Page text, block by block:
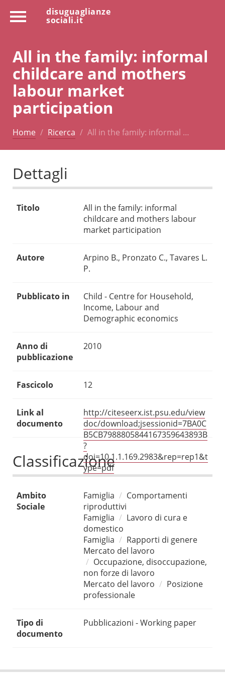
disuguaglianze
sociali.it
All in the family: informal
childcare and mothers
labour market
participation
Home Ricerca All in the family: informal …
Dettagli
Titolo
All in the family: informal
childcare and mothers labour
market participation
Autore
Arpino B., Pronzato C., Tavares L.
P.
Pubblicato in
Child - Centre for Household,
Income, Labour and
Demographic economics
Anno di
pubblicazione
2010
Fascicolo 12
Link al
documento
http://citeseerx.ist.psu.edu/view
doc/download;jsessionid=7BA0C
B5CB7988805844167359643893B
?
doi=10.1.1.169.2983&rep=rep1&t
ype=pdf
Classificazione
Ambito
Sociale
Famiglia
Comportamenti
riproduttivi
Famiglia
Lavoro di cura e
domestico
Famiglia
Rapporti di genere
Mercato del lavoro
Occupazione, disoccupazione,
non forze di lavoro
Mercato del lavoro
Posizione
professionale
Tipo di
documento
Pubblicazioni - Working paper